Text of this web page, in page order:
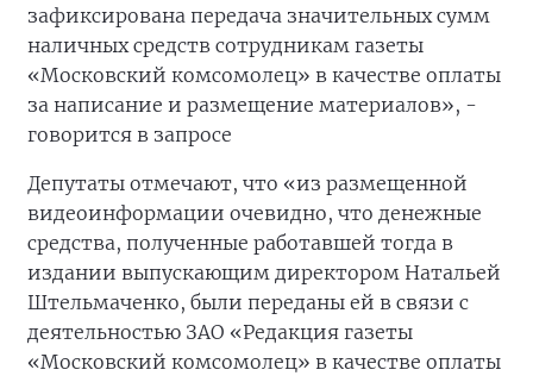
зафиксирована передача значительных сумм
наличных средств сотрудникам газеты
«Московский комсомолец» в качестве оплаты
за написание и размещение материалов», -
говорится в запросе
Депутаты отмечают, что «из размещенной
видеоинформации очевидно, что денежные
средства, полученные работавшей тогда в
издании выпускающим директором Натальей
Штельмаченко, были переданы ей в связи с
деятельностью ЗАО «Редакция газеты
«Московский комсомолец» в качестве оплаты